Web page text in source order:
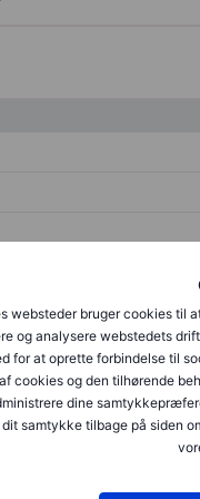
websteder bruger cookies til
og analysere webstedets
for at oprette forbindelse til
cookies og den tilhørende
dine
samtykke tilbage på siden